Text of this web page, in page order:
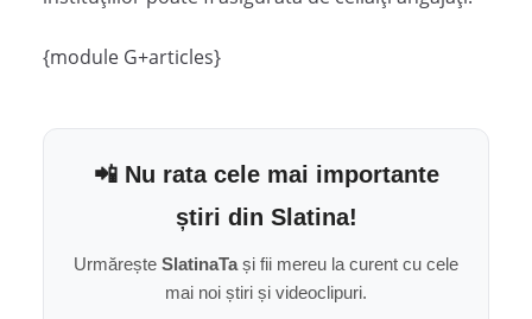
{module G+articles}
📲 Nu rata cele mai importante
știri din Slatina!
Urmărește SlatinaTași fii mereu la curent cu cele
mai noi știri și videoclipuri.